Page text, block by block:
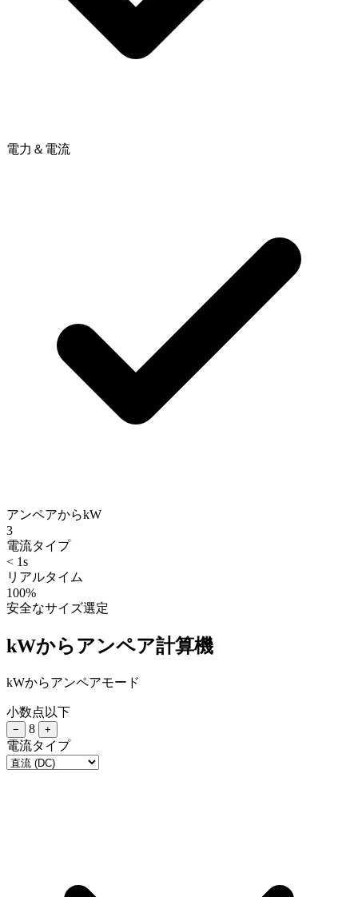
電力＆電流
アンペアからkW
3
電流タイプ
< 1s
リアルタイム
100%
安全なサイズ選定
kWからアンペア計算機
kWからアンペアモード
小数点以下
− 8 +
電流タイプ